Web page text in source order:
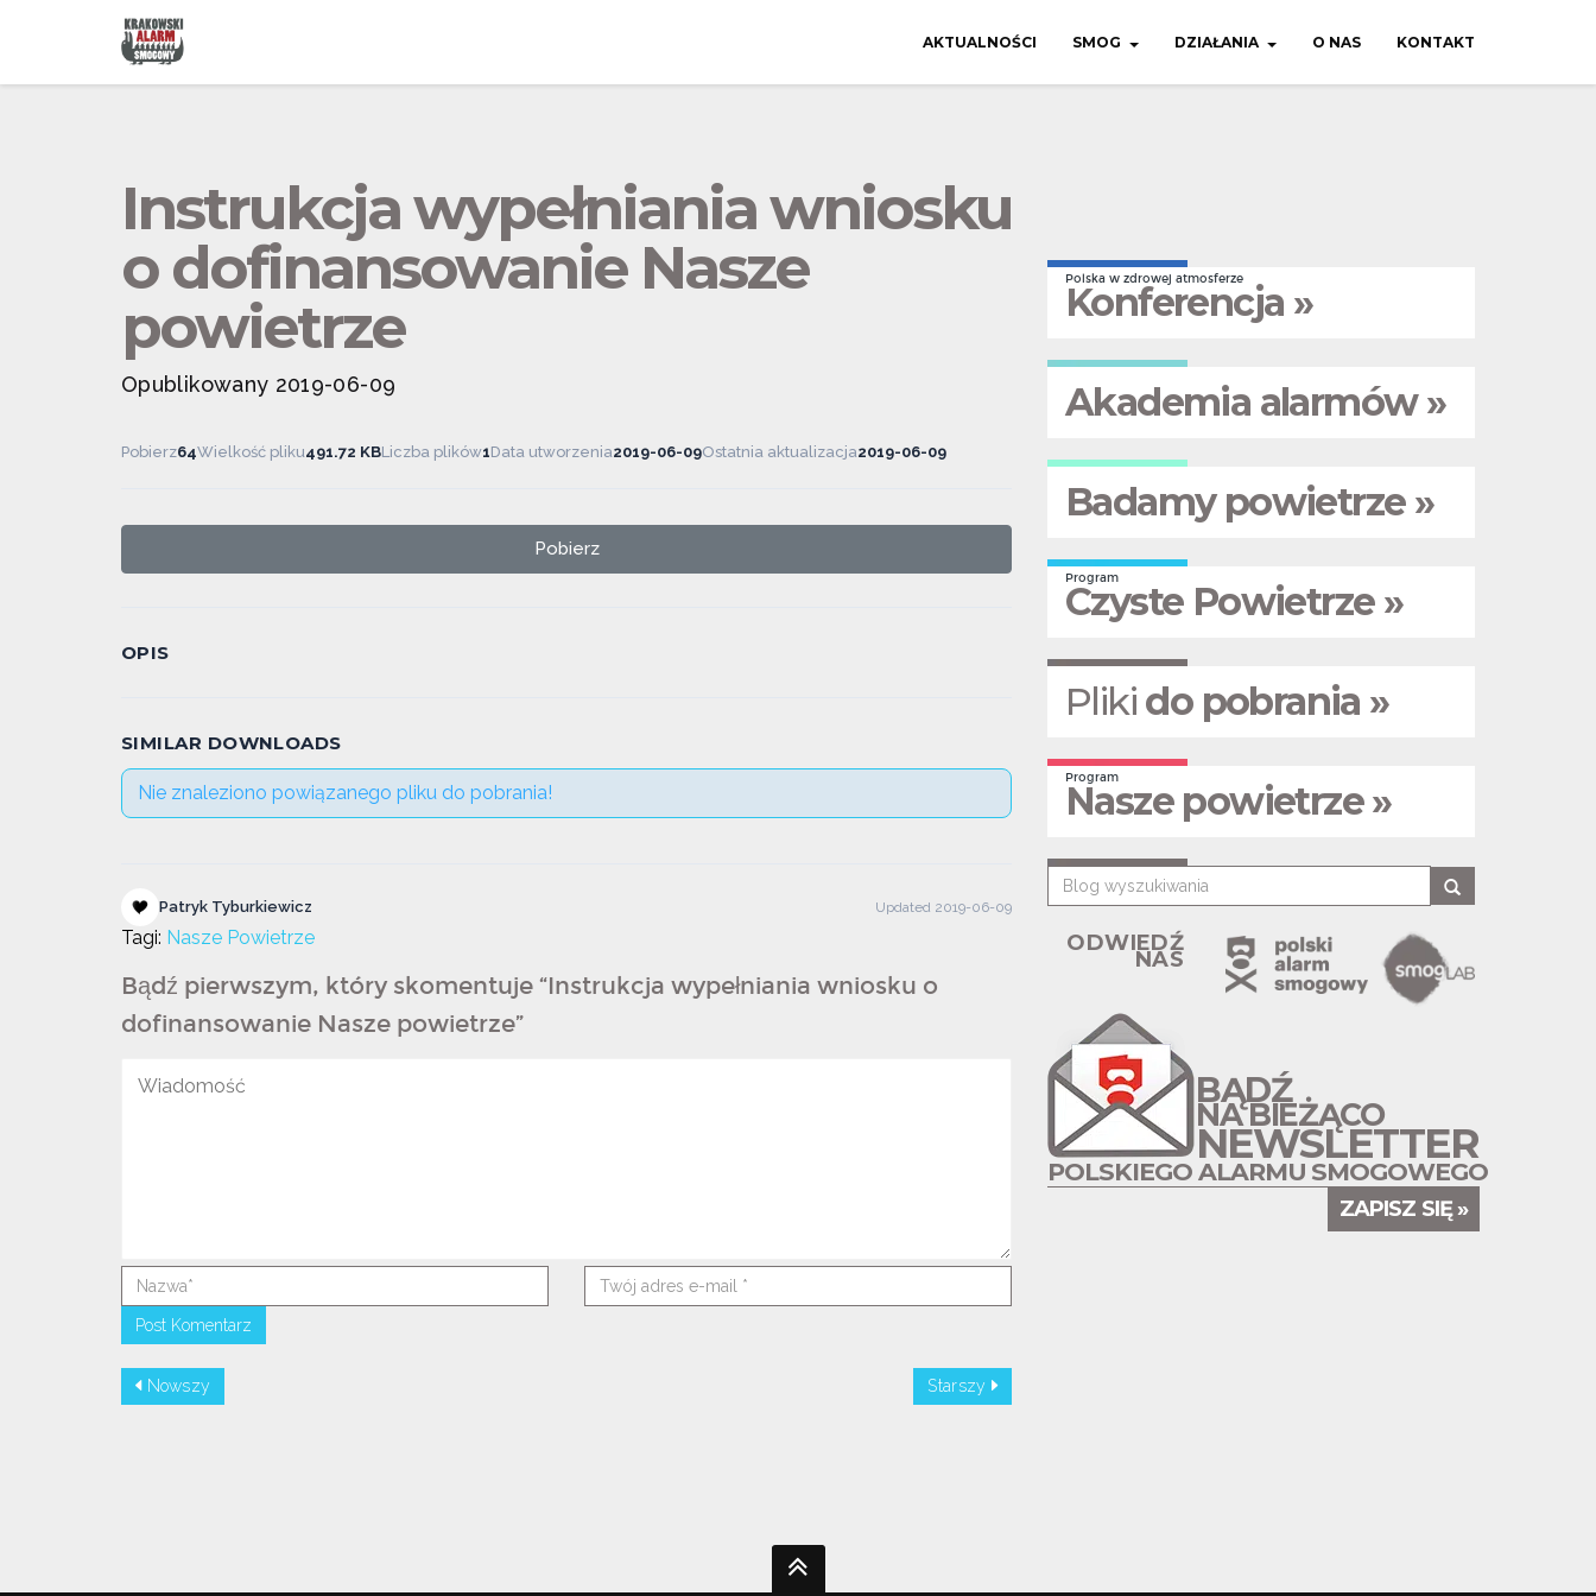
AKTUALNOŚCI SMOG DZIAŁANIA O NAS KONTAKT
Instrukcja wypełniania wniosku
o dofinansowanie Nasze
powietrze
Opublikowany 2019-06-09
Pobierz64Wielkość pliku491.72 KBLiczba plików1Data utworzenia2019-06-09Ostatnia aktualizacja2019-06-09
Pobierz
OPIS
SIMILAR DOWNLOADS
Nie znaleziono powiązanego pliku do pobrania!
Patryk Tyburkiewicz Updated 2019-06-09
Tagi: Nasze Powietrze
Bądź pierwszym, który skomentuje “Instrukcja wypełniania wniosku o
dofinansowanie Nasze powietrze”
Nowszy Starszy
Polska w zdrowej atmosferze
Konferencja »
Akademia alarmów »
Badamy powietrze »
Program
Czyste Powietrze »
Pliki do pobrania »
Program
Nasze powietrze »
ODWIEDŹ
NAS
BĄDŹ
NA BIEŻĄCO
NEWSLETTER
POLSKIEGO ALARMU SMOGOWEGO
ZAPISZ SIĘ »